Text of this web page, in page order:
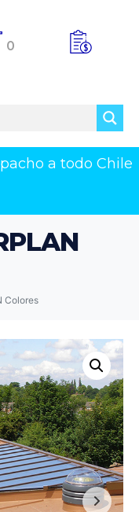
0
a todo Chile
Colores